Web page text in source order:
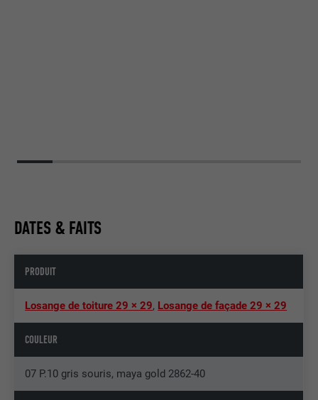
DATES & FAITS
PRODUIT
Losange de toiture 29 × 29, Losange de façade 29 × 29
COULEUR
07 P.10 gris souris, maya gold 2862-40